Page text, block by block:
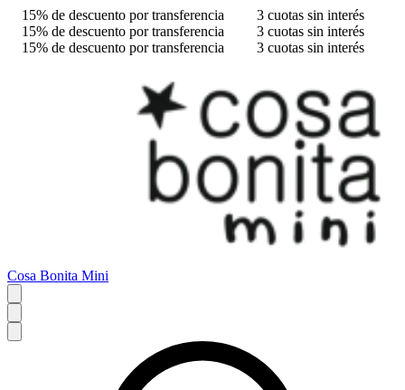
15% de descuento por transferencia
3 cuotas sin interés
15% de descuento por transferencia
3 cuotas sin interés
15% de descuento por transferencia
3 cuotas sin interés
Cosa Bonita Mini